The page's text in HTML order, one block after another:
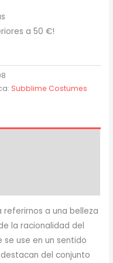
a 50 €!
Subblime Costumes
referirnos a una belleza
la racionalidad del
se use en un sentido
del conjunto